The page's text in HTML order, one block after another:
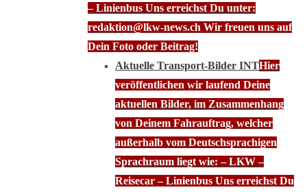
– Linienbus Uns erreichst Du unter:
redaktion@lkw-news.ch Wir freuen uns auf
Dein Foto oder Beitrag!
Aktuelle Transport-Bilder INTHier
veröffentlichen wir laufend Deine
aktuellen Bilder, im Zusammenhang
von Deinem Fahrauftrag, welcher
außerhalb vom Deutschsprachigen
Sprachraum liegt wie: – LKW –
Reisecar – Linienbus Uns erreichst Du